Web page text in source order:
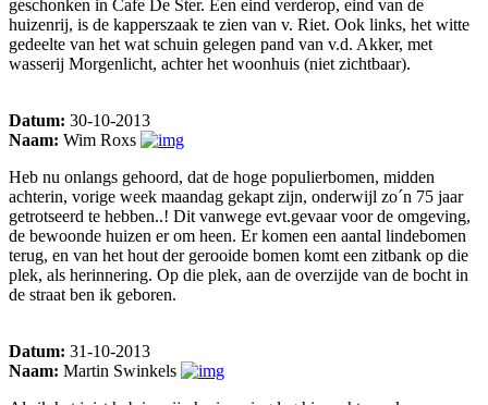
geschonken in Cafe De Ster. Een eind verderop, eind van de
huizenrij, is de kapperszaak te zien van v. Riet. Ook links, het witte
gedeelte van het wat schuin gelegen pand van v.d. Akker, met
wasserij Morgenlicht, achter het woonhuis (niet zichtbaar).
Datum: 30-10-2013
Naam: Wim Roxs
Heb nu onlangs gehoord, dat de hoge populierbomen, midden
achterin, vorige week maandag gekapt zijn, onderwijl zo´n 75 jaar
getrotseerd te hebben..! Dit vanwege evt.gevaar voor de omgeving,
de bewoonde huizen er om heen. Er komen een aantal lindebomen
terug, en van het hout der gerooide bomen komt een zitbank op die
plek, als herinnering. Op die plek, aan de overzijde van de bocht in
de straat ben ik geboren.
Datum: 31-10-2013
Naam: Martin Swinkels